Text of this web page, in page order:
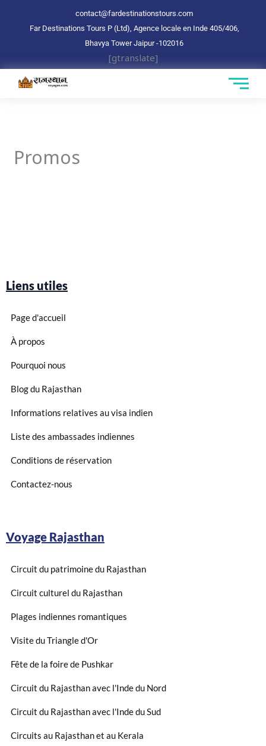
contact@fardestinationstours.com
Far Destinations Tours P (Ltd), Agence locale en Inde 405/406,
Bhavya Tower Jaipur-102016
[gtranslate]
Promos
Liens utiles
Page d'accueil
À propos
Pourquoi nous
Blog du Rajasthan
Informations relatives au visa indien
Liste des ambassades indiennes
Conditions de réservation
Contactez-nous
Voyage Rajasthan
Circuit du patrimoine du Rajasthan
Circuit culturel du Rajasthan
Plages indiennes romantiques
Visite du Triangle d'Or
Fête de la foire de Pushkar
Circuit du Rajasthan avec l'Inde du Nord
Circuit du Rajasthan avec l'Inde du Sud
Circuits au Rajasthan et au Kerala